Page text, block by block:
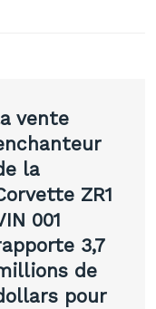
vente
la
ZR1
001
3,7
de
pour